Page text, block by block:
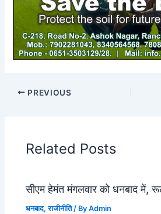
PREVIOUS
Related Posts
सीएम हेमंत मंगलवार को धनबाद में,
धनबाद,राजीनीति/ ByAdmin